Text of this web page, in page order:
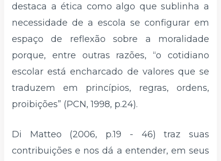
destaca a ética como algo que sublinha a
necessidade de a escola se configurar em
espaço de reflexão sobre a moralidade
porque, entre outras razões, “o cotidiano
escolar está encharcado de valores que se
traduzem em princípios, regras, ordens,
proibições” (PCN, 1998, p.24).
Di Matteo (2006, p.19 - 46) traz suas
contribuições e nos dá a entender, em seus